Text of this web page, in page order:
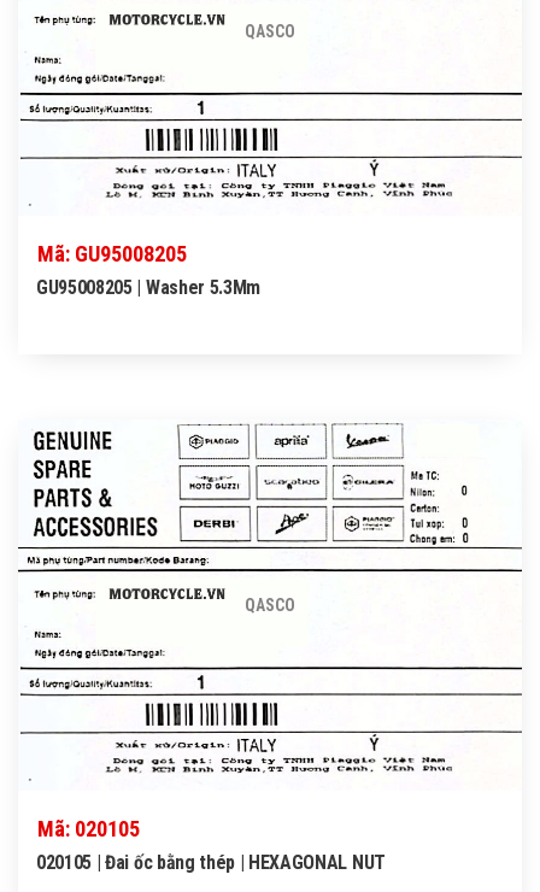
QASCO
Mã: GU95008205
GU95008205 | Washer 5.3Mm
QASCO
Mã: 020105
020105 | Đai ốc bằng thép | HEXAGONAL NUT